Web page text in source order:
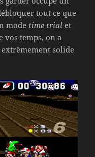
tout ce que
mode time trial et
vos temps, on a
solide